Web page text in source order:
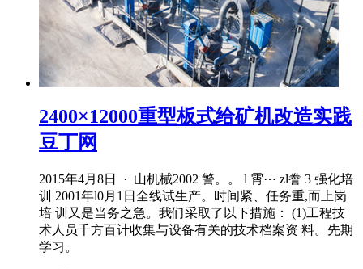
2400×12000重型板式给矿机改造实践
豆丁网
2015年4月8日 · 山机械2002 警。。 l 霄⋯ zl誊 3 强化培
训 2001年l0月1日全线试生产。时间紧、任务重,而上岗
培 训又是当务之急。我们采取了以下措施： (1)工程技
术人员千方百计收集与设备有关的技术档案资 料。先期
学习。